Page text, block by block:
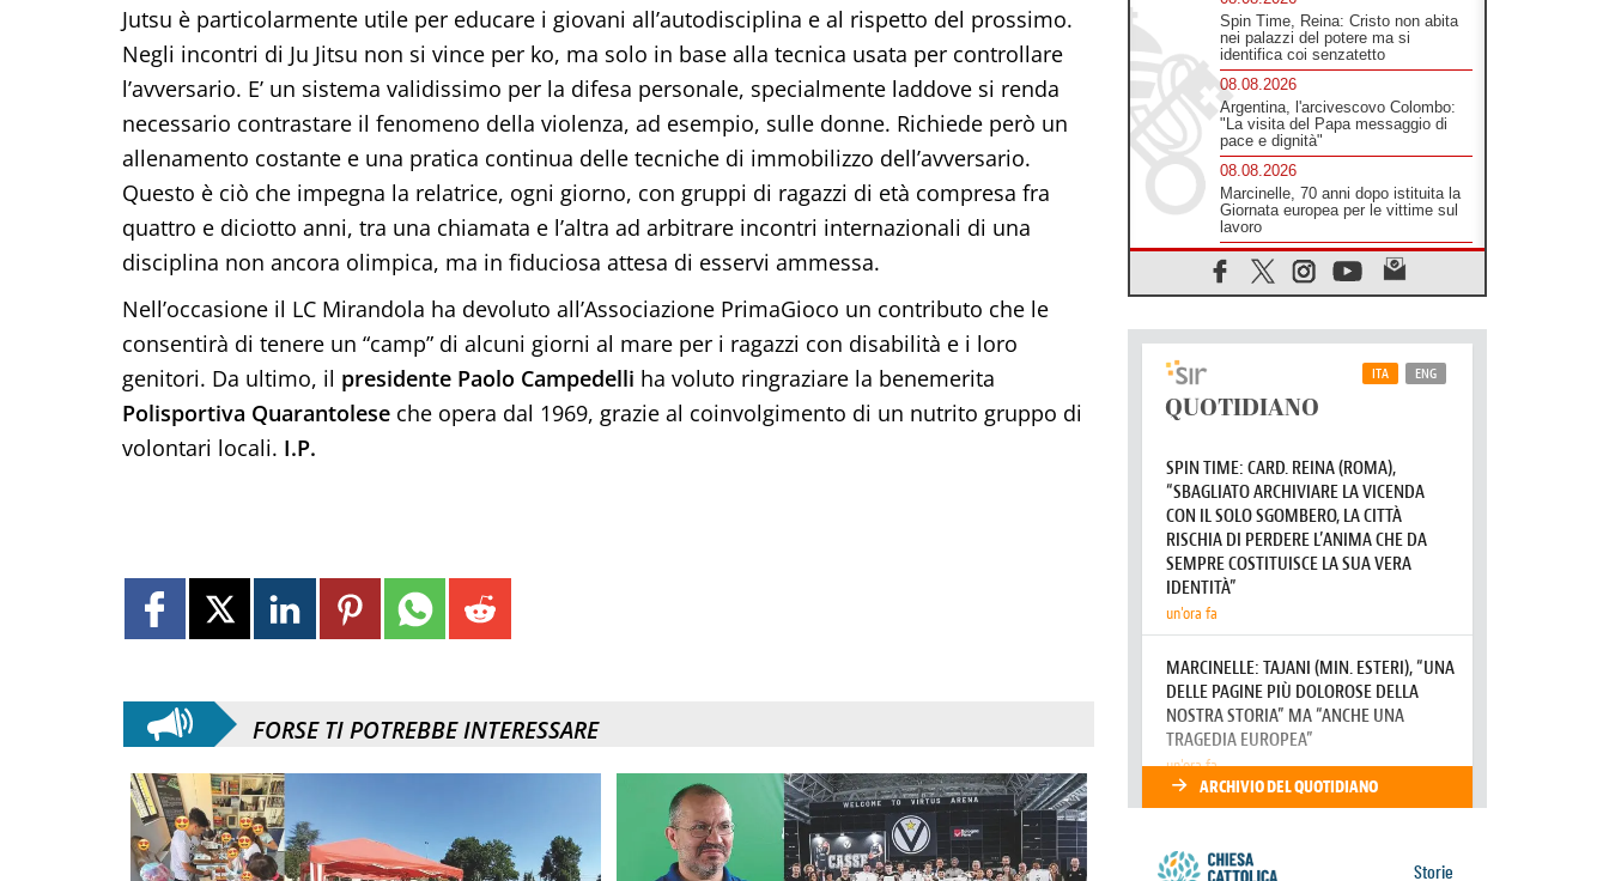
Jutsu è particolarmente utile per educare i giovani all’autodisciplina e al rispetto del prossimo.
Negli incontri di Ju Jitsu non si vince per ko, ma solo in base alla tecnica usata per controllare
l’avversario. E’ un sistema validissimo per la difesa personale, specialmente laddove si renda
necessario contrastare il fenomeno della violenza, ad esempio, sulle donne. Richiede però un
allenamento costante e una pratica continua delle tecniche di immobilizzo dell’avversario.
Questo è ciò che impegna la relatrice, ogni giorno, con gruppi di ragazzi di età compresa fra
quattro e diciotto anni, tra una chiamata e l’altra ad arbitrare incontri internazionali di una
disciplina non ancora olimpica, ma in fiduciosa attesa di esservi ammessa.
Nell’occasione il LC Mirandola ha devoluto all’Associazione PrimaGioco un contributo che le
consentirà di tenere un “camp” di alcuni giorni al mare per i ragazzi con disabilità e i loro
genitori. Da ultimo, il presidente Paolo Campedelli ha voluto ringraziare la benemerita
Polisportiva Quarantolese che opera dal 1969, grazie al coinvolgimento di un nutrito gruppo di
volontari locali. I.P.
FORSE TI POTREBBE INTERESSARE
08.08.2026
Spin Time, Reina: Cristo non abita
nei palazzi del potere ma si
identifica coi senzatetto
08.08.2026
Argentina, l'arcivescovo Colombo:
"La visita del Papa messaggio di
pace e dignità"
08.08.2026
Marcinelle, 70 anni dopo istituita la
Giornata europea per le vittime sul
lavoro
08.08.2026
stringono una nuova alleanza
militare in Medio Oriente
Il Papa in Perù, il cardinale Castillo:
spinta all'unità in mezzo alle sfide
07.08.2026
Rilanciare l'empatia, il progetto
Triennale d'Arte delle Università
cattoliche
07.08.2026
Filippine, il vicariato apostolico di
Calapan diventa diocesi
A Castel Gandolfo l'arazzo di
Raffaello sulla predica di San Paolo
07.08.2026
Tagle: la guerra sfigura il mondo,
solo la rivelazione di Dio lo
trasfigura
Il Papa in Francia, quattro giorni
intensi tra Chiesa, popolo e